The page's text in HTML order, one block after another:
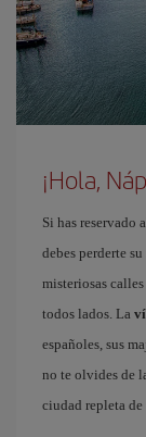
¡Hola,
Si has reservado
debes perderte
misteriosas
todos lados. La
españoles, sus
no te olvides de
ciudad repleta de